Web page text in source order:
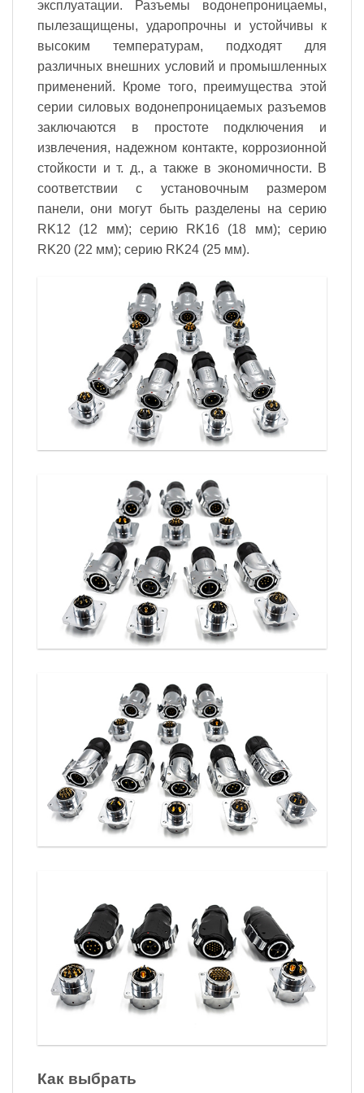
эксплуатации. Разъемы водонепроницаемы,
пылезащищены, ударопрочны и устойчивы к
высоким температурам, подходят для
различных внешних условий и промышленных
применений. Кроме того, преимущества этой
серии силовых водонепроницаемых разъемов
заключаются в простоте подключения и
извлечения, надежном контакте, коррозионной
стойкости и т. д., а также в экономичности. В
соответствии с установочным размером
панели, они могут быть разделены на серию
RK12 (12 мм); серию RK16 (18 мм); серию
RK20 (22 мм); серию RK24 (25 мм).
Как выбрать